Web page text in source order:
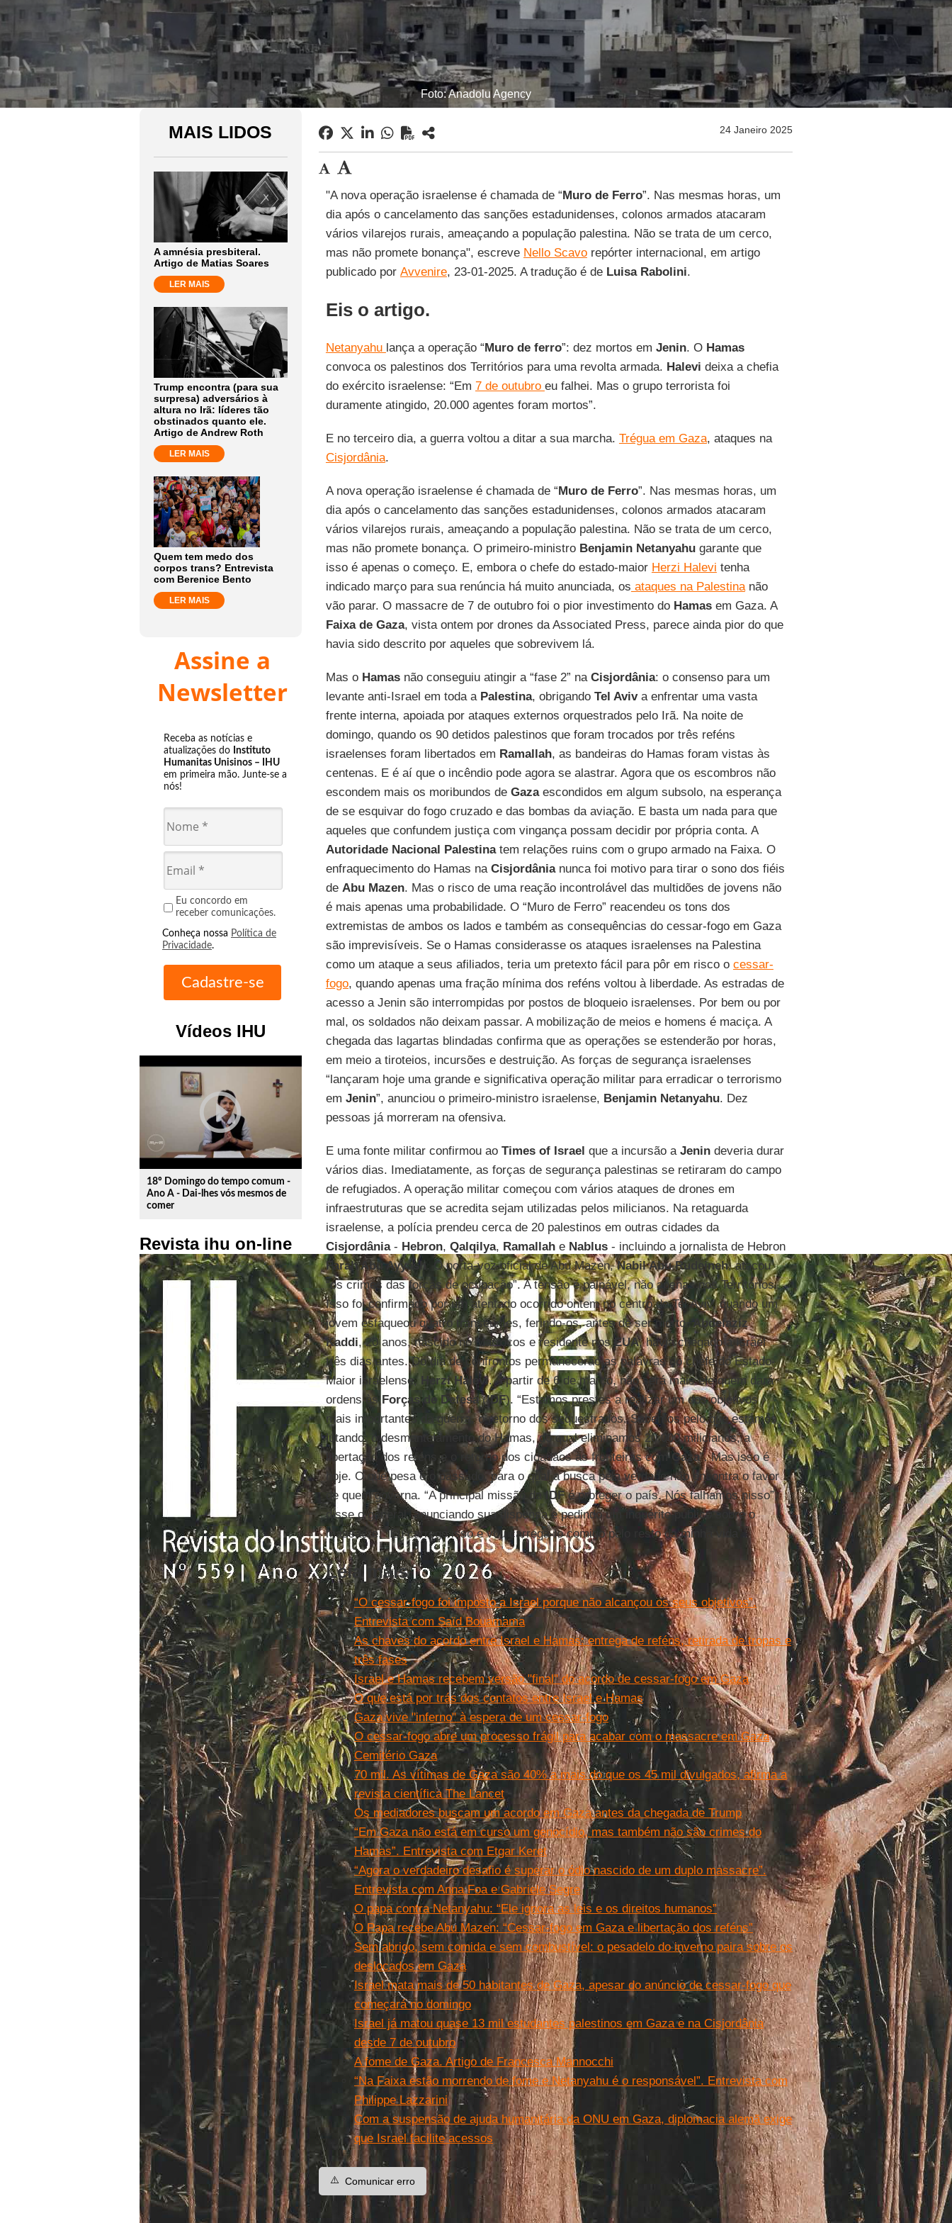
Foto: Anadolu Agency
MAIS LIDOS
A amnésia presbiteral.
Artigo de Matias Soares
LER MAIS
Trump encontra (para sua
surpresa) adversários à
altura no Irã: líderes tão
obstinados quanto ele.
Artigo de Andrew Roth
LER MAIS
Quem tem medo dos
corpos trans? Entrevista
com Berenice Bento
LER MAIS
Assine a
Newsletter
Receba as notícias e
atualizações do Instituto
Humanitas Unisinos – IHU
em primeira mão. Junte-se a
nós!
Eu concordo em
receber comunicações.
Conheça nossa Política de
Privacidade.
Vídeos IHU
play_circle_outline
18º Domingo do tempo comum -
Ano A - Dai-lhes vós mesmos de
comer
Revista ihu on-line
24 Janeiro 2025
"A nova operação israelense é chamada de “Muro de Ferro”. Nas mesmas horas, um
dia após o cancelamento das sanções estadunidenses, colonos armados atacaram
vários vilarejos rurais, ameaçando a população palestina. Não se trata de um cerco,
mas não promete bonança", escreve Nello Scavorepórter internacional, em artigo
publicado por Avvenire, 23-01-2025. A tradução é de Luisa Rabolini.
Eis o artigo.
Netanyahu lança a operação “Muro de ferro”: dez mortos em Jenin. O Hamas
convoca os palestinos dos Territórios para uma revolta armada. Halevi deixa a chefia
do exército israelense: “Em 7 de outubro eu falhei. Mas o grupo terrorista foi
duramente atingido, 20.000 agentes foram mortos”.
E no terceiro dia, a guerra voltou a ditar a sua marcha. Trégua em Gaza, ataques na
Cisjordânia.
A nova operação israelense é chamada de “Muro de Ferro”. Nas mesmas horas, um
dia após o cancelamento das sanções estadunidenses, colonos armados atacaram
vários vilarejos rurais, ameaçando a população palestina. Não se trata de um cerco,
mas não promete bonança. O primeiro-ministro Benjamin Netanyahugarante que
isso é apenas o começo. E, embora o chefe do estado-maior Herzi Halevi tenha
indicado março para sua renúncia há muito anunciada, os ataques na Palestinanão
vão parar. O massacre de 7 de outubro foi o pior investimento do Hamasem Gaza. A
Faixa de Gaza, vista ontem por drones da Associated Press, parece ainda pior do que
havia sido descrito por aqueles que sobrevivem lá.
Mas o Hamasnão conseguiu atingir a “fase 2” na Cisjordânia: o consenso para um
levante anti-Israel em toda a Palestina, obrigandoTel Aviva enfrentar uma vasta
frente interna, apoiada por ataques externos orquestrados pelo Irã. Na noite de
domingo, quando os 90 detidos palestinos que foram trocados por três reféns
israelenses foram libertados em Ramallah, as bandeiras do Hamas foram vistas às
centenas. E é aí que o incêndio pode agora se alastrar. Agora que os escombros não
escondem mais os moribundos de Gazaescondidos em algum subsolo, na esperança
de se esquivar do fogo cruzado e das bombas da aviação. E basta um nada para que
aqueles que confundem justiça com vingança possam decidir por própria conta. A
Autoridade Nacional Palestinatem relações ruins com o grupo armado na Faixa. O
enfraquecimento do Hamas na Cisjordânianunca foi motivo para tirar o sono dos fiéis
de Abu Mazen. Mas o risco de uma reação incontrolável das multidões de jovens não
é mais apenas uma probabilidade. O “Muro de Ferro” reacendeu os tons dos
extremistas de ambos os lados e também as consequências do cessar-fogo em Gaza
são imprevisíveis. Se o Hamas considerasse os ataques israelenses na Palestina
como um ataque a seus afiliados, teria um pretexto fácil para pôr em risco o cessar-
fogo, quando apenas uma fração mínima dos reféns voltou à liberdade. As estradas de
acesso a Jenin são interrompidas por postos de bloqueio israelenses. Por bem ou por
mal, os soldados não deixam passar. A mobilização de meios e homens é maciça. A
chegada das lagartas blindadas confirma que as operações se estenderão por horas,
em meio a tiroteios, incursões e destruição. As forças de segurança israelenses
“lançaram hoje uma grande e significativa operação militar para erradicar o terrorismo
em Jenin”, anunciou o primeiro-ministro israelense, Benjamin Netanyahu. Dez
pessoas já morreram na ofensiva.
E uma fonte militar confirmou ao Times of Israel que a incursão a Jenindeveria durar
vários dias. Imediatamente, as forças de segurança palestinas se retiraram do campo
de refugiados. A operação militar começou com vários ataques de drones em
infraestruturas que se acredita sejam utilizadas pelos milicianos. Na retaguarda
israelense, a polícia prendeu cerca de 20 palestinos em outras cidades da
Cisjordânia- Hebron, Qalqilya, Ramallahe Nablus- incluindo a jornalista de Hebron
Farah Abu Ayyash . O porta-voz oficial de Abu Mazen,Nabil Abu Rudeineh, atacou
“os crimes das forças de ocupação”. A tensão é palpável, não apenas nos Territórios.
Isso foi confirmado por um atentado ocorrido ontem no centro de Tel Aviv, quando um
jovem esfaqueou quatro transeuntes, ferindo-os, antes de ser morto. Abdelaziz
Kaddi, 20 anos, nascido no Marrocos e residente nosEUA, havia chegado a Israel
três dias antes. Do dia de confrontos permanecerão as palavras do chefe do Estado-
Maior israelense, Herzi Halevi. A partir de 6 de março, não será mais ele quem dará
ordens às Forças de Defesa(IDF). “Estamos prestes a realizar um dos objetivos
mais importantes da guerra, o retorno dos sequestrados. Sabemos pelo que estamos
lutando: o desmantelamento do Hamas, do qual eliminamos 20.000 milicianos, a
libertação dos reféns e o retorno dos cidadãos às fronteiras com Gaza”. Mas isso é
hoje. O que pesa é o passado, para o qual a busca pela verdade não encontra o favor
de quem governa. “A principal missão da IDFé proteger o país. Nós falhamos nisso”,
disse o general, anunciando sua dispensa e pedindo um inquérito público sobre o
massacre. “Eu carrego isso e vou carregá-lo comigo pelo resto da minha vida”.
Leia mais
“O cessar-fogo foi imposto a Israel porque não alcançou os seus objetivos”.
Entrevista com Saïd Bouamama
As chaves do acordo entre Israel e Hamas: entrega de reféns, retirada de tropas e
três fases
Israel e Hamas recebem versão "final" do acordo de cessar-fogo em Gaza
O que está por trás dos contatos entre Israel e Hamas
Gaza vive "inferno" à espera de um cessar-fogo
O cessar-fogo abre um processo frágil para acabar com o massacre em Gaza
Cemitério Gaza
70 mil. As vítimas de Gaza são 40% a mais do que os 45 mil divulgados, afirma a
revista científica The Lancet
Os mediadores buscam um acordo em Gaza antes da chegada de Trump
“Em Gaza não está em curso um genocídio, mas também não são crimes do
Hamas”. Entrevista com Etgar Keret
“Agora o verdadeiro desafio é superar o ódio nascido de um duplo massacre”.
Entrevista com Anna Foa e Gabriele Segre
O papa contra Netanyahu: “Ele ignora as leis e os direitos humanos”
O Papa recebe Abu Mazen: “Cessar-fogo em Gaza e libertação dos reféns”
Sem abrigo, sem comida e sem combustível: o pesadelo do inverno paira sobre os
deslocados em Gaza
Israel mata mais de 50 habitantes de Gaza, apesar do anúncio de cessar-fogo que
começará no domingo
Israel já matou quase 13 mil estudantes palestinos em Gaza e na Cisjordânia
desde 7 de outubro
A fome de Gaza. Artigo de Francesca Mannocchi
“Na Faixa estão morrendo de fome e Netanyahu é o responsável”. Entrevista com
Philippe Lazzarini
Com a suspensão de ajuda humanitária da ONU em Gaza, diplomacia alemã exige
que Israel facilite acessos
⚠️ Comunicar erro